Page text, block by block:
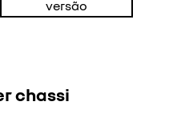
versão
chassi